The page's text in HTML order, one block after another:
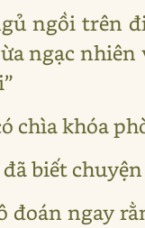
ngồi trên
ngạc
chìa khóa
biết
đoán ngay